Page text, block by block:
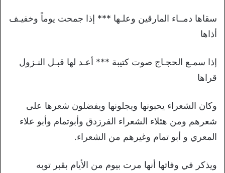
سقاها دمــاء المارقين وعلـها *** إذا جمحت يوماً وخفيـف
أذاها
إذا سمـع الحجـاج صوت كتيبة *** أعـد لها قبـل النـزول
قراها
وكان الشعراء يحبونها ويجلونها ويفضلون شعرها على
شعرهم ومن هئلاء الشعراء الفرزدق وأبوتمام وأبو علاء
المعري و أبو تمام وغيرهم من الشعراء.
ويذكر في وفاتها أنها مرت بيوم من الأيام بقبر توبه